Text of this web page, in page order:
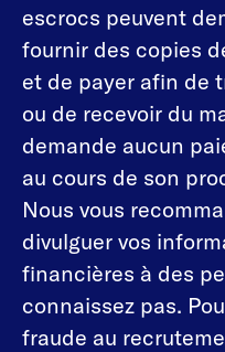
escrocs peuvent
fournir des copies
et de payer afin de
ou de recevoir du
demande aucun
au cours de son
Nous vous
divulguer vos
financières à des
connaissez pas.
fraude au